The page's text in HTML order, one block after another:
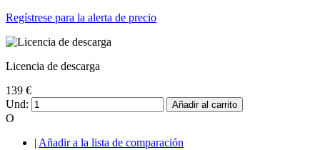
Regístrese para la alerta de precio
Licencia de descarga
139 €
Und:
Añadir al carrito
O
| Añadir a la lista de comparación